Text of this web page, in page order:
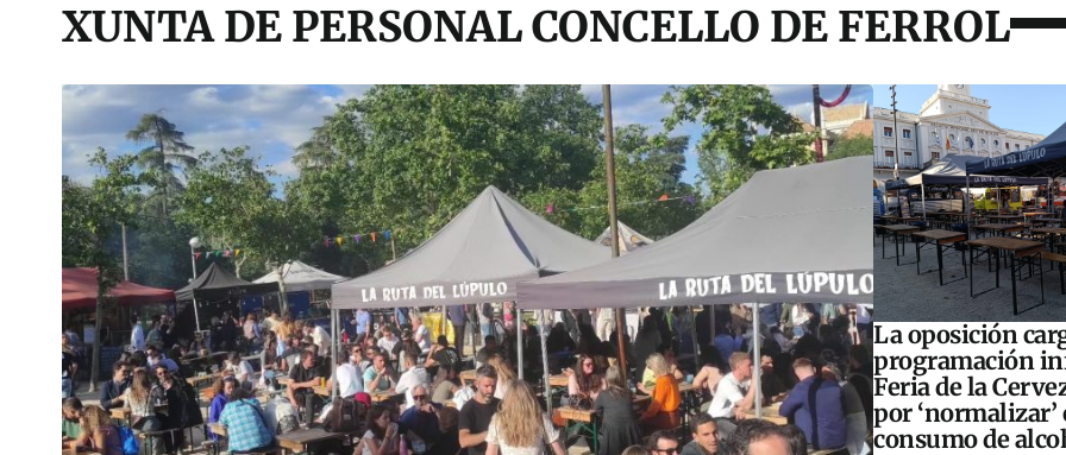
XUNTA DE PERSONAL CONCELLO DE FERROL
La oposición
programación
Feria de la
por ‘normalizar’
consumo de